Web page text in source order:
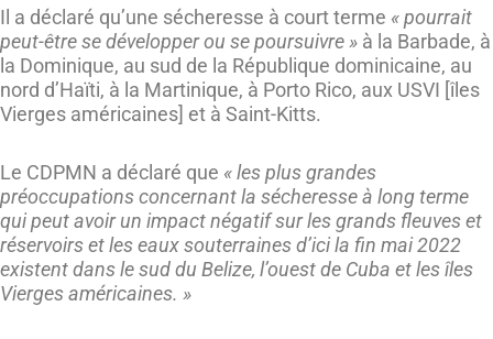
Il a déclaré qu’une sécheresse à court terme « pourrait
peut-être se développer ou se poursuivre » à la Barbade, à
la Dominique, au sud de la République dominicaine, au
nord d’Haïti, à la Martinique, à Porto Rico, aux USVI [îles
Vierges américaines] et à Saint-Kitts.
Le CDPMN a déclaré que « les plus grandes
préoccupations concernant la sécheresse à long terme
qui peut avoir un impact négatif sur les grands fleuves et
réservoirs et les eaux souterraines d’ici la fin mai 2022
existent dans le sud du Belize, l’ouest de Cuba et les îles
Vierges américaines. »